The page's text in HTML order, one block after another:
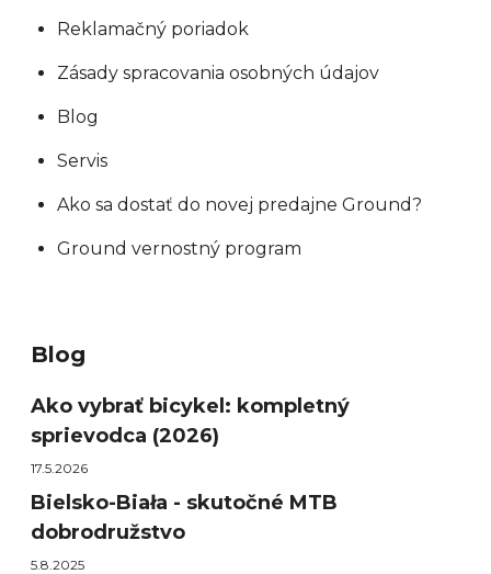
Reklamačný poriadok
Zásady spracovania osobných údajov
Blog
Servis
Ako sa dostať do novej predajne Ground?
Ground vernostný program
Blog
Ako vybrať bicykel: kompletný
sprievodca (2026)
17.5.2026
Bielsko-Biała - skutočné MTB
dobrodružstvo
5.8.2025